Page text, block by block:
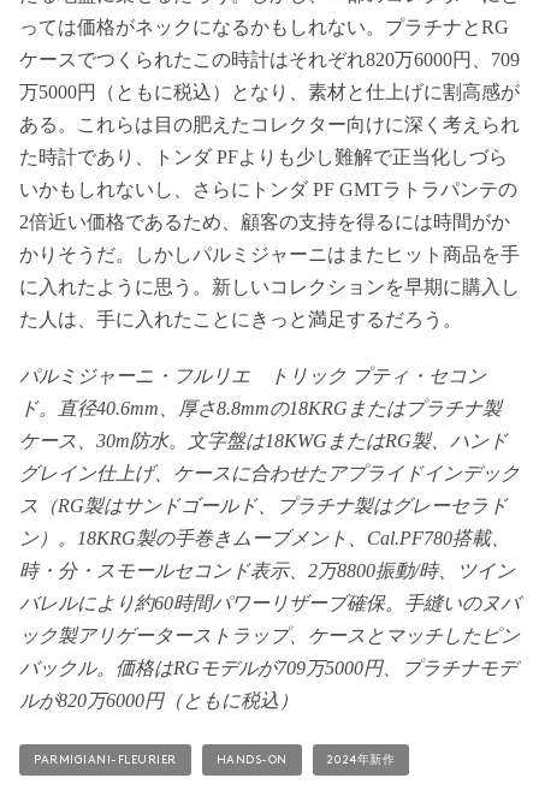
っては価格がネックになるかもしれない。プラチナとRG
ケースでつくられたこの時計はそれぞれ820万6000円、709
万5000円（ともに税込）となり、素材と仕上げに割高感が
ある。これらは目の肥えたコレクター向けに深く考えられ
た時計であり、トンダ PFよりも少し難解で正当化しづら
いかもしれないし、さらにトンダ PF GMTラトラパンテの
2倍近い価格であるため、顧客の支持を得るには時間がか
かりそうだ。しかしパルミジャーニはまたヒット商品を手
に入れたように思う。新しいコレクションを早期に購入し
た人は、手に入れたことにきっと満足するだろう。
パルミジャーニ・フルリエ トリック プティ・セコン
ド。直径40.6mm、厚さ8.8mmの18KRGまたはプラチナ製
ケース、30m防水。文字盤は18KWGまたはRG製、ハンド
グレイン仕上げ、ケースに合わせたアプライドインデック
ス（RG製はサンドゴールド、プラチナ製はグレーセラド
ン）。18KRG製の手巻きムーブメント、Cal.PF780搭載、
時・分・スモールセコンド表示、2万8800振動/時、ツイン
バレルにより約60時間パワーリザーブ確保。手縫いのヌバ
ック製アリゲーターストラップ、ケースとマッチしたピン
バックル。価格はRGモデルが709万5000円、プラチナモデ
ルが820万6000円（ともに税込）
PARMIGIANI-FLEURIER HANDS-ON 2024年新作